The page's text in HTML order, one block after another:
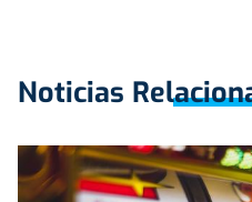
Noticias